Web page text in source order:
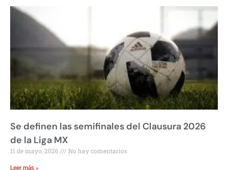
Se definen las semifinales del Clausura 2026
de la Liga MX
11 de mayo, 2026 No hay comentarios
Leer más »